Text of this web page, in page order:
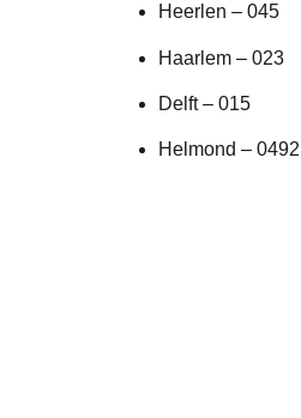
Heerlen – 045
Haarlem – 023
Delft – 015
Helmond – 0492